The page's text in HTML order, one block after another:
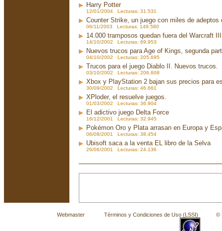
Harry Potter
12/01/2004 Lecturas: 31.531
Counter Strike, un juego con miles de adeptos
06/11/2003 Lecturas: 148.580
14.000 tramposos quedan fuera del Warcraft III
14/10/2002 Lecturas: 69.953
Nuevos trucos para Age of Kings, segunda
04/10/2002 Lecturas: 205.695
Trucos para el juego Diablo II. Nuevos trucos.
03/10/2002 Lecturas: 206.608
Xbox y PlayStation 2 bajan sus precios para
30/09/2002 Lecturas: 46.661
XPloder, el resuelve juegos.
01/03/2002 Lecturas: 36.904
El adictivo juego Delta Force
16/12/2001 Lecturas: 32.945
Pokémon Oro y Plata arrasan en Europa y
06/08/2001 Lecturas: 38.454
Ubisoft saca a la venta EL libro de la Selva
26/06/2001 Lecturas: 24.136
Webmaster Términos y Condiciones de Uso (LSSI) © La